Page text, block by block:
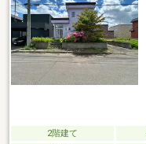
2階建て